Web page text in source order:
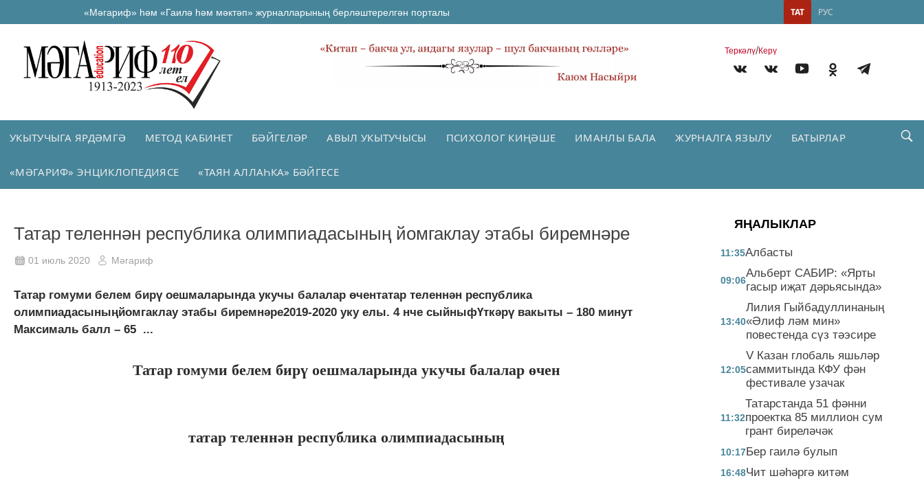
«Мәгариф» һәм «Гаилә һәм мәктәп» журналларының берләштерелгән порталы РУС
ТАТ
Теркəлү/Керү
УКЫТУЧЫГА ЯРДӘМГӘ МЕТОД КАБИНЕТ БӘЙГЕЛӘР АВЫЛ УКЫТУЧЫСЫ ПСИХОЛОГ КИҢӘШЕ ИМАНЛЫ БАЛА ЖУРНАЛГА ЯЗЫЛУ БАТЫРЛАР
«МӘГАРИФ» ЭНЦИКЛОПЕДИЯСЕ «ТАЯН АЛЛАҺКА» БӘЙГЕСЕ
Татар теленнән республика олимпиадасының йомгаклау этабы биремнәре
01 июль 2020 Мәгариф
Татар гомуми белем бирү оешмаларында укучы балалар өчентатар теленнән республика
олимпиадасыныңйомгаклау этабы биремнәре2019-2020 уку елы. 4 нче сыйныфҮткәрү вакыты – 180 минут
Максималь балл – 65 ...
Татар гомуми белем бирү оешмаларында укучы балалар өчен
татар теленнән республика олимпиадасының
ЯҢАЛЫКЛАР
11:35Албасты
09:06
Альберт САБИР: «Ярты
гасыр иҗат дәрьясында»
13:40
Лилия Гыйбадуллинаның
«Әлиф ләм мин»
повестенда сүз тәэсире
12:05
V Казан глобаль яшьләр
саммитында КФУ фән
фестивале узачак
11:32
Татарстанда 51 фәнни
проектка 85 миллион сум
грант биреләчәк
10:17Бер гаилә булып
16:48Чит шәһәргә китәм